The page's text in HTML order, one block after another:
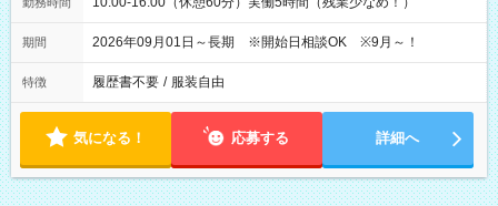
期間 2026年09月01日～長期 ※開始日相談OK ※9月～！
特徴 履歴書不要 / 服装自由
気になる！ 応募する 詳細へ